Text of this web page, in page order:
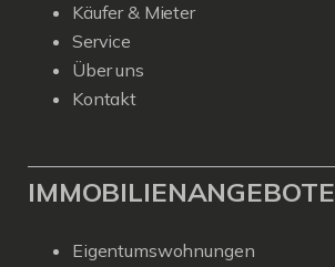
Käufer & Mieter
Service
Über uns
Kontakt
IMMOBILIENANGEBOTE
Eigentumswohnungen